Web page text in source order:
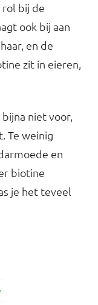
bij de
ook bij aan
en de
zit in eieren,
niet voor,
Te weinig
en
biotine
je het teveel